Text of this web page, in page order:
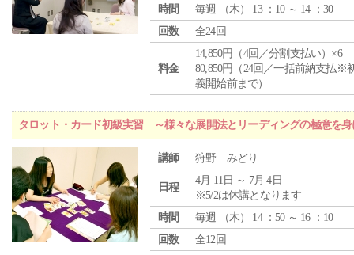
時間
毎週 （木） 13 ：10 ～ 14 ：30
回数
全24回
料金
14,850円（4回／分割支払い）×6
80,850円（24回／一括前納支払※
義開始前まで）
タロット・カード初級実習 ～様々な展開法とリーディングの極意を身
講師 狩野 みどり
日程
4月 11日 ～ 7月 4日
※5/2は休講となります
時間
毎週 （木） 14 ：50 ～ 16 ：10
回数
全12回